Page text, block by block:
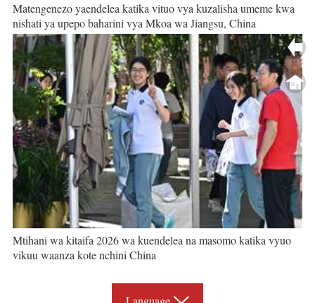
Matengenezo yaendelea katika vituo vya kuzalisha umeme kwa
nishati ya upepo baharini vya Mkoa wa Jiangsu, China
Mtihani wa kitaifa 2026 wa kuendelea na masomo katika vyuo
vikuu waanza kote nchini China